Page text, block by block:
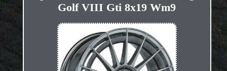
Golf VIII Gti 8x19 Wm9